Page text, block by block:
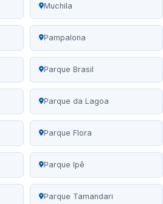
Muchila
Pampalona
Parque Brasil
Parque da Lagoa
Parque Flora
Parque Ipê
Parque Tamandari